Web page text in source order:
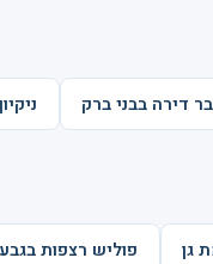
דירה בבני ברק
גן פוליש רצפות